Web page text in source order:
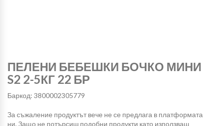
ПЕЛЕНИ БЕБЕШКИ БОЧКО МИНИ
S2 2-5КГ 22 БР
Баркод: 3800002305779
За съжаление продуктът вече не се предлага в платформата
ни. Защо не потърсиш подобни продукти като използваш